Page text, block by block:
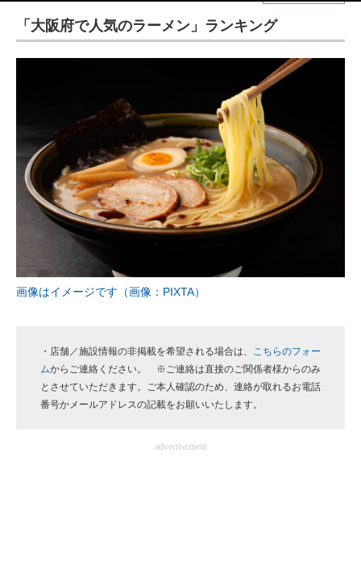
注目記事を集めた総合ページ
ITの今と未来を見通す
進化するPCとデバイスの未来
好きが集まる 比べて選べる
ビジネスと働き方のヒント
AI活用のいまが分かる
企業ITのトレンドを詳説
ITエンジニア向け専門サイト
企業向けIT製品の総合サイト
「大阪府で人気のラーメン」ランキング
画像はイメージです（画像：PIXTA）
・店舗／施設情報の非掲載を希望される場合は、 こちらのフォー
ムからご連絡ください。 ※ご連絡は直接のご関係者様からのみ
とさせていただきます。ご本人確認のため、連絡が取れるお電話
番号かメールアドレスの記載をお願いいたします。
advertisement